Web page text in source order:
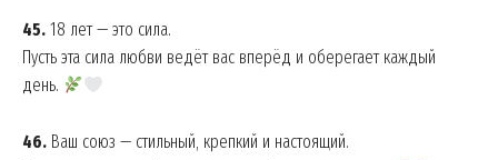
45. 18 лет — это сила.
Пусть эта сила любви ведёт вас вперёд и оберегает каждый
день.
46. Ваш союз — стильный, крепкий и настоящий.